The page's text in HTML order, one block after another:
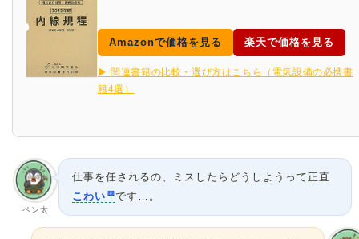
Amazonで価格を見る 楽天で価格を見る
▶ 関連書籍の比較・選び方はこちら（電気設備の必携書
籍4選）
ペン太
仕事を任されるの、ミスしたらどうしようって正直
こわい
です…。